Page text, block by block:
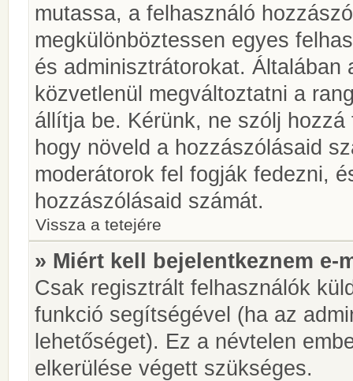
mutassa, a felhasználó
megkülönböztessen egyes
és adminisztrátorokat. Általában
közvetlenül megváltoztatni a
állítja be. Kérünk, ne szólj
hogy növeld a hozzászólásaid
moderátorok fel fogják fedezni,
hozzászólásaid számát.
Vissza a tetejére
» Miért kell bejelentkeznem e-
Csak regisztrált felhasználók
funkció segítségével (ha az
lehetőséget). Ez a névtelen
elkerülése végett szükséges.